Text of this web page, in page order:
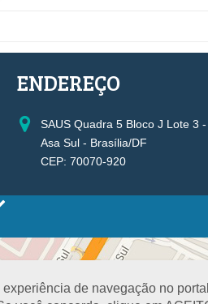
de navegação no
ENDEREÇO
SAUS Quadra 5 Bloco J Lote 3
Asa Sul - Brasília/DF
CEP: 70070-920
VICE-
Controle